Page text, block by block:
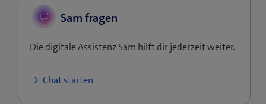
Sam fragen
Die digitale Assistenz Sam hilft dir jederzeit weiter.
Chat starten